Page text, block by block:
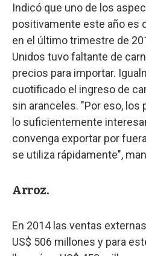
Indicó que uno de los
positivamente este año es
en el último trimestre de
Unidos tuvo faltante de
precios para importar.
cuotificado el ingreso de
sin aranceles. "Por eso,
lo suficientemente
convenga exportar por
se utiliza rápidamente",
Arroz.
En 2014 las ventas
US$ 506 millones y para